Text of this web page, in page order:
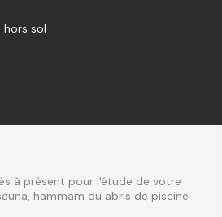
sol
à présent pour l'étude de votre
hammam ou abris de piscine